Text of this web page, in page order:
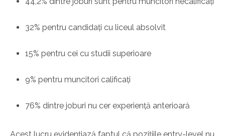
32% pentru candidați cu liceul absolvit
15% pentru cei cu studii superioare
9% pentru muncitori calificați
76% dintre joburi nu cer experiență anterioară